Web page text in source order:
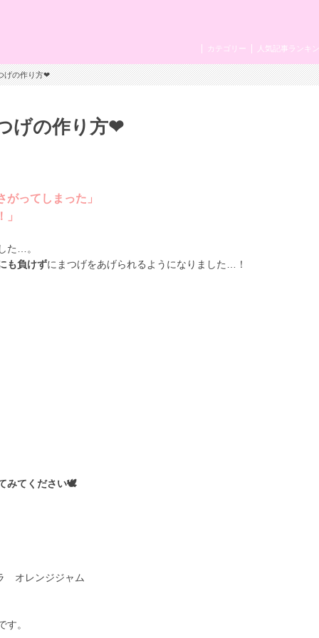
人気記事ランキ
カテゴリー
げの作り方❤
げの作り方❤
がってしまった」
た…。
も負けずにまつげをあげられるようになりました…！
みてください🕊
オレンジジャム
。